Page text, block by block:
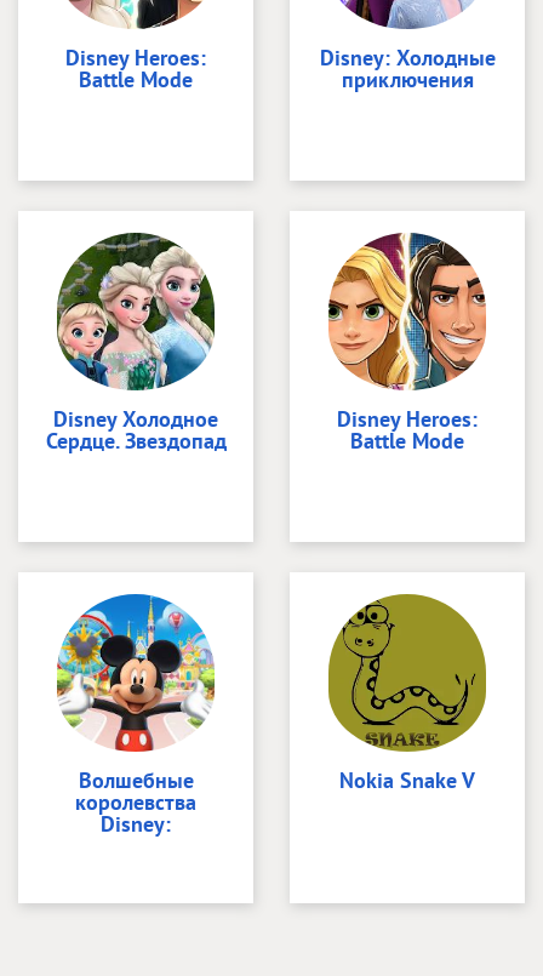
Disney Heroes:
Battle Mode
Disney: Холодные
приключения
Disney Холодное
Сердце. Звездопад
Disney Heroes:
Battle Mode
Волшебные
королевства
Disney:
Nokia Snake V